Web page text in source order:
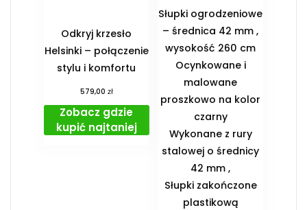
Odkryj krzesło
Helsinki – połączenie
stylu i komfortu
579,00 zł
Zobacz gdzie
kupić najtaniej
Słupki ogrodzeniowe
– średnica 42 mm ,
wysokość 260 cm
Ocynkowane i
malowane
proszkowo na kolor
czarny
Wykonane z rury
stalowej o średnicy
42 mm ,
Słupki zakończone
plastikową